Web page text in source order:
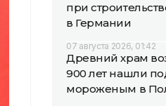
при
в Германии
07 августа 2026, 01:42
Древний храм
900 лет нашли
мороженым в